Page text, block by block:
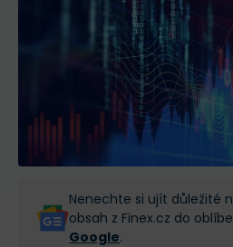
Nenechte si ujít důležité
obsah z Finex.cz do
Google.